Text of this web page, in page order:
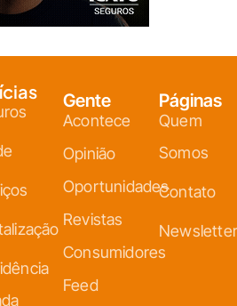
Gente
Acontece
Opinião
Oportunidades
Revistas
Consumidores
Feed
Páginas
Quem
Somos
Contato
Newsletter